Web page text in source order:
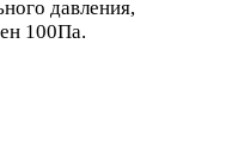
давления,
100Па.